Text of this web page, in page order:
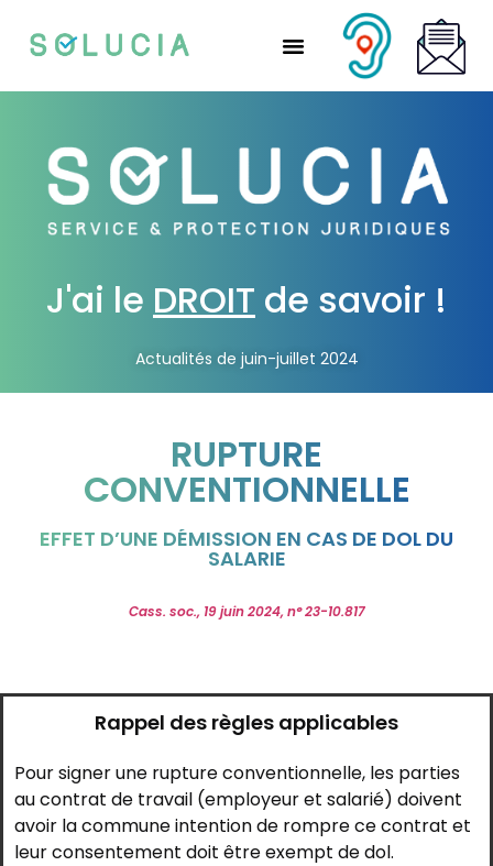
J'ai le DROIT de savoir !
Actualités de juin-juillet 2024
RUPTURE
CONVENTIONNELLE
EFFET D’UNE DÉMISSION EN CAS DE DOL DU
SALARIE
Cass. soc., 19 juin 2024, n° 23-10.817
Rappel des règles applicables
Pour signer une rupture conventionnelle, les parties
au contrat de travail (employeur et salarié) doivent
avoir la commune intention de rompre ce contrat et
leur consentement doit être exempt de dol.